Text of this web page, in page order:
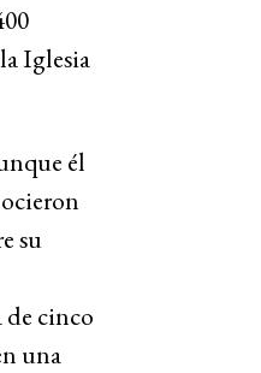
Iglesia
él
su
cinco
una